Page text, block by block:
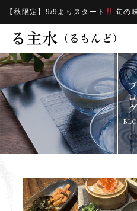
【秋限定】9/9よりスタート 旬の味
ブ